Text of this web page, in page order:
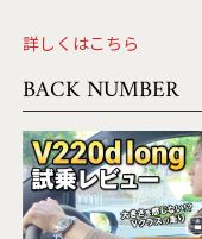
詳しくはこちら
BACK NUMBER